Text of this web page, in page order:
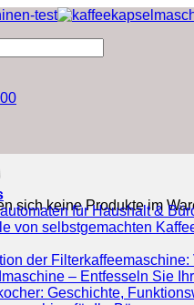
sich keine Produkte im
für Haushalt &
von selbstgemachten
der
– Entfesseln Sie
Geschichte,